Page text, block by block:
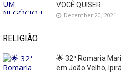
VOCÊ QUISER
December 20, 2021
RELIGIÃO
🌟 32ª Romaria
em João Velho,